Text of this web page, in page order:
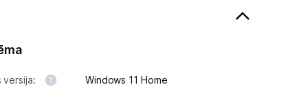
versija: Windows 11 Home